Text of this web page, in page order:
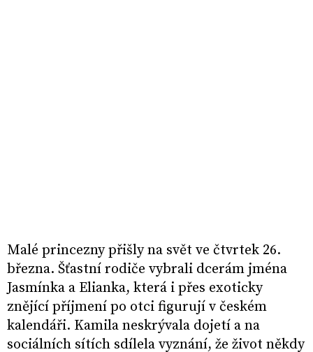
Malé princezny přišly na svět ve čtvrtek 26.
března. Šťastní rodiče vybrali dcerám jména
Jasmínka a Elianka, která i přes exoticky
znějící příjmení po otci figurují v českém
kalendáři. Kamila neskrývala dojetí a na
sociálních sítích sdílela vyznání, že život někdy